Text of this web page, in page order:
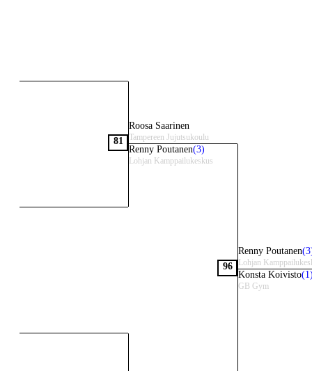
Roosa Saarinen
Tampereen Jujutsukoulu
81
Renny Poutanen(3)
Lohjan Kamppailukeskus
Renny Poutanen
Lohjan
96
Konsta Koivisto
GB Gym